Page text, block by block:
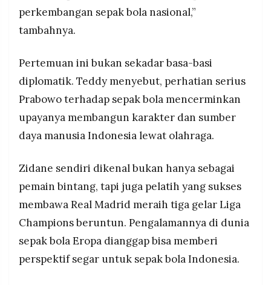
perkembangan sepak bola nasional,”
tambahnya.
Pertemuan ini bukan sekadar basa-basi
diplomatik. Teddy menyebut, perhatian serius
Prabowo terhadap sepak bola mencerminkan
upayanya membangun karakter dan sumber
daya manusia Indonesia lewat olahraga.
Zidane sendiri dikenal bukan hanya sebagai
pemain bintang, tapi juga pelatih yang sukses
membawa Real Madrid meraih tiga gelar Liga
Champions beruntun. Pengalamannya di dunia
sepak bola Eropa dianggap bisa memberi
perspektif segar untuk sepak bola Indonesia.